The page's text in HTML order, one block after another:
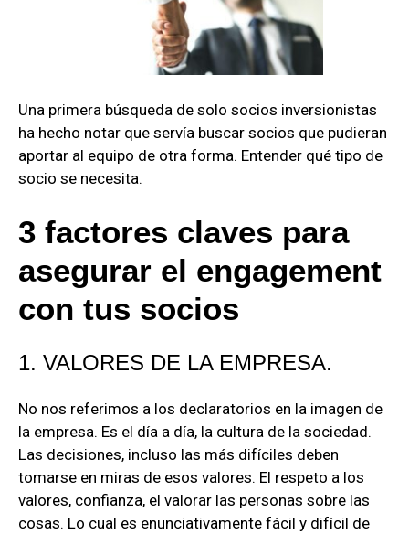
Una primera búsqueda de solo socios inversionistas
ha hecho notar que servía buscar socios que pudieran
aportar al equipo de otra forma. Entender qué tipo de
socio se necesita.
3 factores claves para
asegurar el engagement
con tus socios
1. VALORES DE LA EMPRESA.
No nos referimos a los declaratorios en la imagen de
la empresa. Es el día a día, la cultura de la sociedad.
Las decisiones, incluso las más difíciles deben
tomarse en miras de esos valores. El respeto a los
valores, confianza, el valorar las personas sobre las
cosas. Lo cual es enunciativamente fácil y difícil de